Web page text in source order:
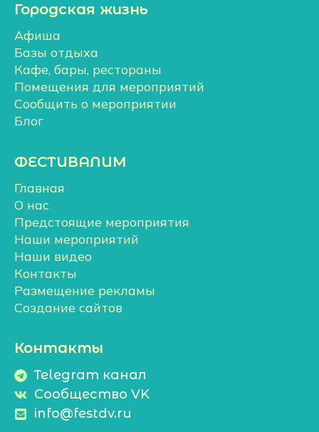
Городская жизнь
Афиша
Базы отдыха
Кафе, бары, рестораны
Помещения для мероприятий
Сообщить о мероприятии
Блог
ФЕСТИВАЛИМ
Главная
О нас
Предстоящие мероприятия
Наши мероприятий
Наши видео
Контакты
Размещение рекламы
Создание сайтов
Контакты
Telegram канал
Сообщество VK
info@festdv.ru